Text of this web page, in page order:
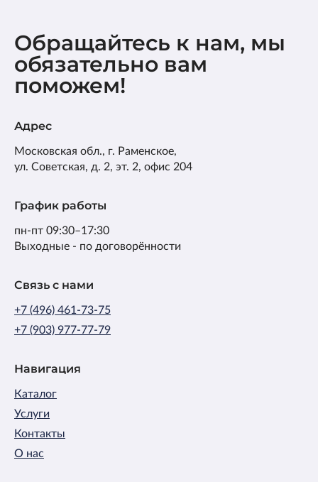
Обращайтесь к нам, мы
обязательно вам
поможем!
Навигация
Каталог
Услуги
Контакты
О нас
Адрес
Московская обл., г. Раменское,
ул. Советская, д. 2, эт. 2, офис 204
График работы
пн-пт 09:30–17:30
Выходные - по договорённости
Связь с нами
+7 (496) 461-73-75
+7 (903) 977-77-79